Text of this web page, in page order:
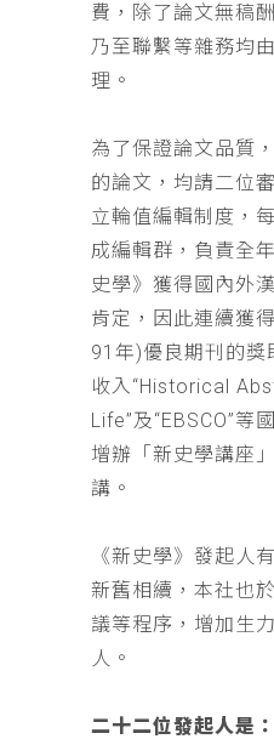
費，除了論文無稿
乃至聯繫等雜務均
理。
為了保證論文品質
的論文，均請二位
立輪值編輯制度，
成編輯群，負責全
史學》獲得國內外
肯定，因此連續獲
91年)優良期刊的
收入“Historical
Life”及“EBSCO”
增辦「新史學講座
講。
《新史學》發起人
新舊相續，本社也
議等程序，增加生
人。
二十二位發起人是：